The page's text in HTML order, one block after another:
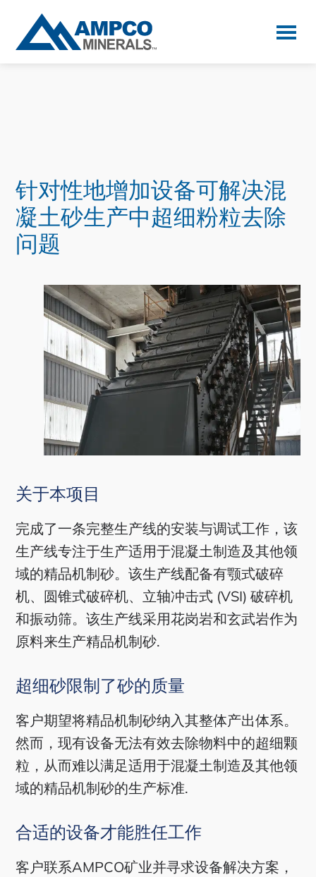
primary
main
primary
针对性地增加设备可解决混
凝土砂生产中超细粉粒去除
问题
关于本项目
完成了一条完整生产线的安装与调试工作，该
生产线专注于生产适用于混凝土制造及其他领
域的精品机制砂。该生产线配备有颚式破碎
机、圆锥式破碎机、立轴冲击式 (VSI) 破碎机
和振动筛。该生产线采用花岗岩和玄武岩作为
原料来生产精品机制砂.
超细砂限制了砂的质量
客户期望将精品机制砂纳入其整体产出体系。
然而，现有设备无法有效去除物料中的超细颗
粒，从而难以满足适用于混凝土制造及其他领
域的精品机制砂的生产标准.
合适的设备才能胜任工作
客户联系AMPCO矿业并寻求设备解决方案，